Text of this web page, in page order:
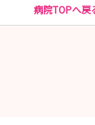
病院TOPへ戻